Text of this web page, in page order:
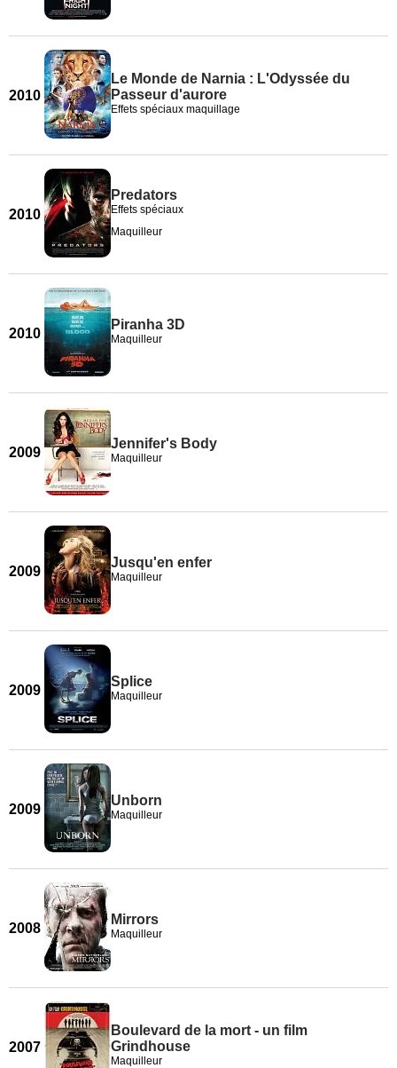
2010
Le Monde de Narnia : L'Odyssée du
Passeur d'aurore
Effets spéciaux maquillage
2010
Predators
Effets spéciaux
Maquilleur
2010
Piranha 3D
Maquilleur
2009
Jennifer's Body
Maquilleur
2009
Jusqu'en enfer
Maquilleur
2009
Splice
Maquilleur
2009
Unborn
Maquilleur
2008
Mirrors
Maquilleur
2007
Boulevard de la mort - un film
Grindhouse
Maquilleur